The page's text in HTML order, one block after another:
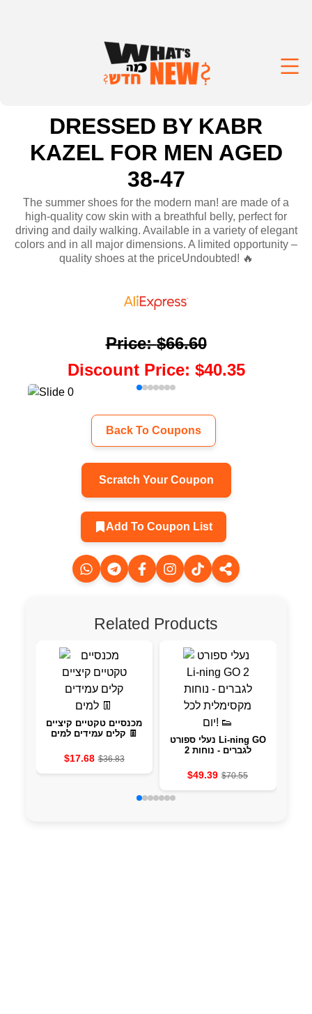
DRESSED BY KABR
KAZEL FOR MEN AGED
38-47
The summer shoes for the modern man! are made of a
high-quality cow skin with a breathful belly, perfect for
driving and daily walking. Available in a variety of elegant
colors and in all major dimensions. A limited opportunity –
quality shoes at the priceUndoubted! 🔥
Price:$66.60
Discount Price: $40.35
Back To Coupons
Scratch Your Coupon
Add To Coupon List
Related Products
מכנסיים טקטיים קיציים
קלים עמידים למים 👖
$17.68 $36.83
נעלי ספורט Li-ning GO
2 לגברים - נוחות
$49.39 $70.55